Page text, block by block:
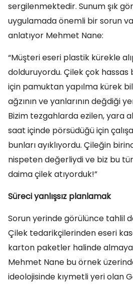
sergilenmektedir. Sunum şık
uygulamada önemli bir sorun
anlatıyor Mehmet Nane:
“Müşteri eseri plastik kürekle
dolduruyordu. Çilek çok
için pamuktan yapılma kürek
ağzının ve yanlarının değdiği
Bizim tezgahlarda ezilen, yara
saat içinde pörsüdüğü için
bunları ayıklıyordu. Çileğin
nispeten değerliydi ve biz bu
daima çilek atıyorduk!”
Süreci yanlışsız planlamak
Sorun yerinde görülünce tahlil
Çilek tedarikçilerinden eseri
karton paketler halinde
Mehmet Nane bu örnek
ideolojisinde kıymetli yeri olan